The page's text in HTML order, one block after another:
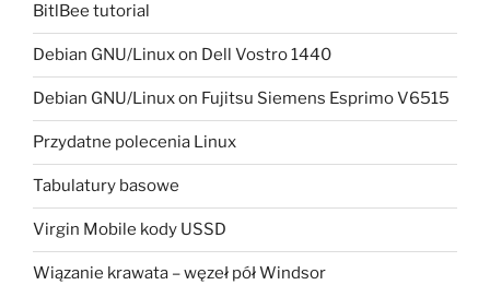
BitlBee tutorial
Debian GNU/Linux on Dell Vostro 1440
Debian GNU/Linux on Fujitsu Siemens Esprimo V6515
Przydatne polecenia Linux
Tabulatury basowe
Virgin Mobile kody USSD
Wiązanie krawata – węzeł pół Windsor